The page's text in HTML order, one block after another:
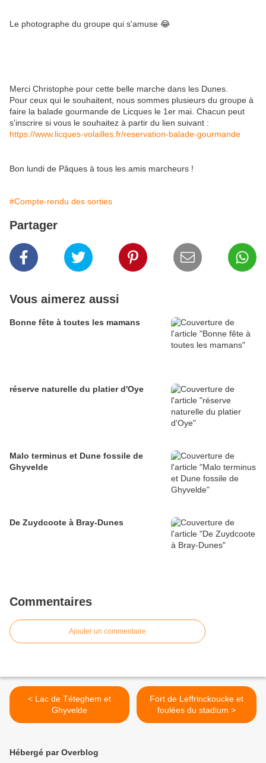
Le photographe du groupe qui s'amuse 😂
Merci Christophe pour cette belle marche dans les Dunes.
Pour ceux qui le souhaitent, nous sommes plusieurs du groupe à
faire la balade gourmande de Licques le 1er mai. Chacun peut
s'inscrire si vous le souhaitez à partir du lien suivant :
https://www.licques-volailles.fr/reservation-balade-gourmande
Bon lundi de Pâques à tous les amis marcheurs !
#Compte-rendu des sorties
Partager
Vous aimerez aussi
Bonne fête à toutes les mamans
réserve naturelle du platier d'Oye
Malo terminus et Dune fossile de
Ghyvelde
De Zuydcoote à Bray-Dunes
Commentaires
Ajouter un commentaire
< Lac de Téteghem et
Ghyvelde
Fort de Leffrinckoucke et
foulées du stadium >
Hébergé par Overblog